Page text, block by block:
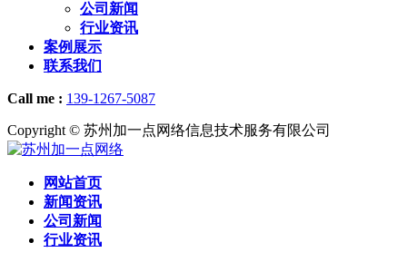
公司新闻
行业资讯
案例展示
联系我们
Call me : 139-1267-5087
Copyright © 苏州加一点网络信息技术服务有限公司
网站首页
新闻资讯
公司新闻
行业资讯